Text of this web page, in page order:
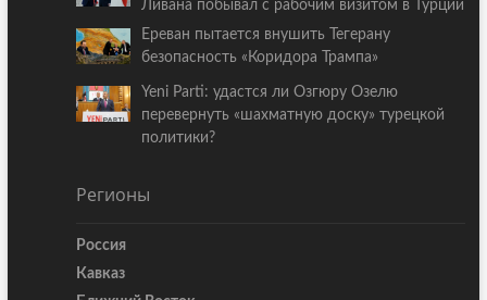
Ливана побывал с рабочим визитом в Турции
Ереван пытается внушить Тегерану
безопасность «Коридора Трампа»
Yeni Parti: удастся ли Озгюру Озелю
перевернуть «шахматную доску» турецкой
политики?
Регионы
Россия
Кавказ